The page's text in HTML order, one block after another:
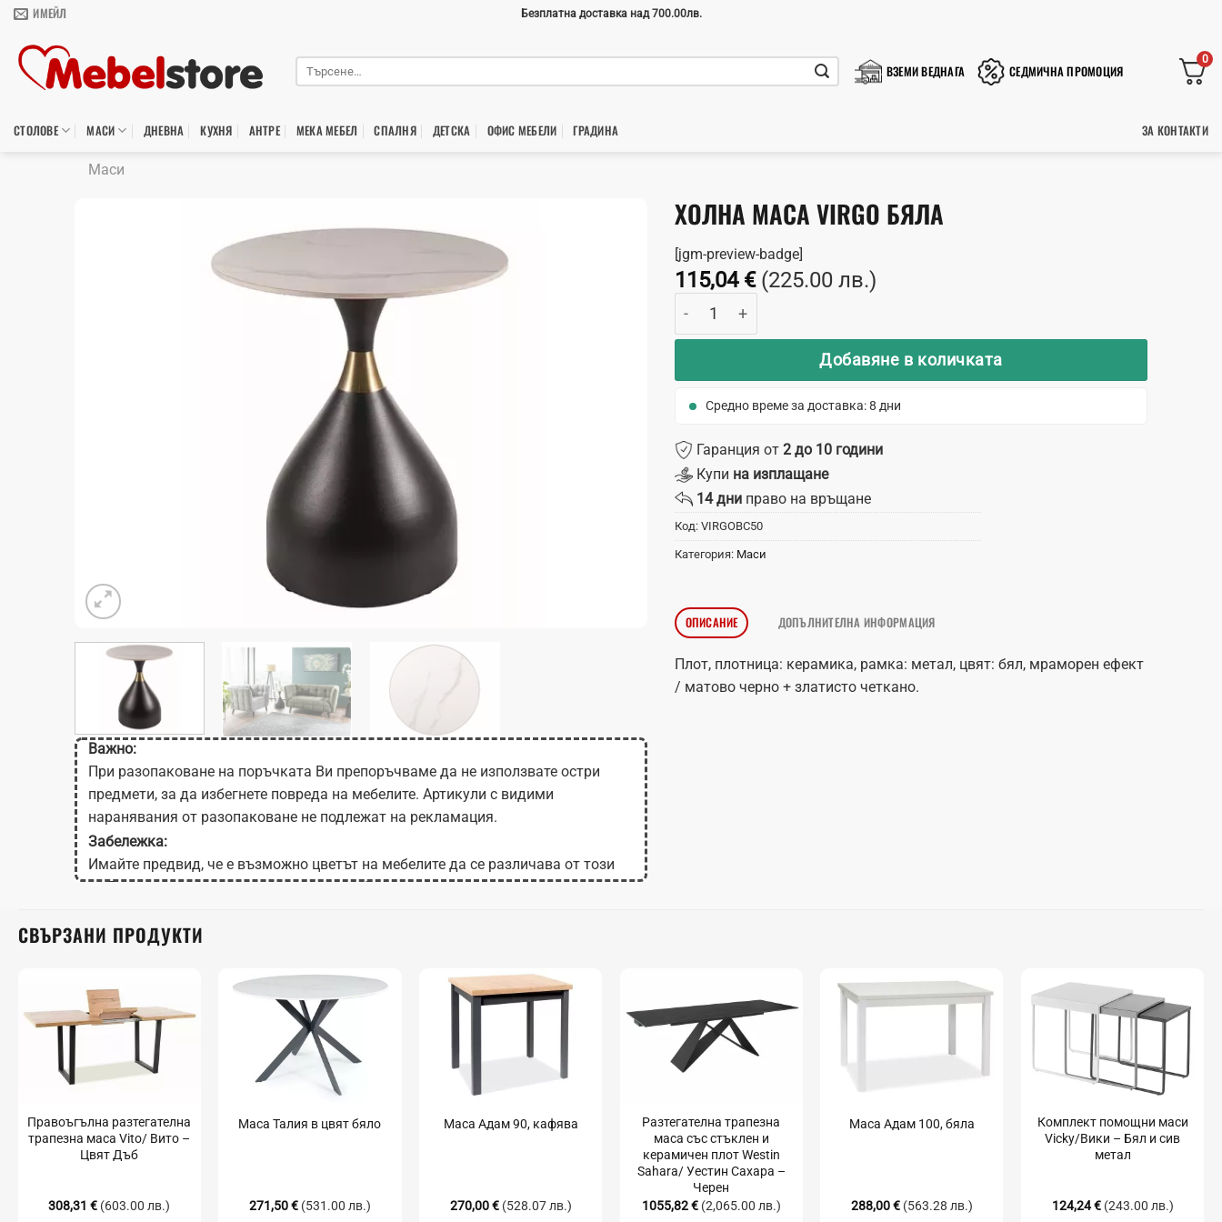
Skip
content
ИМЕЙЛ Безплатна доставка над 700.00лв.
ВЗЕМИ ВЕДНАГА СЕДМИЧНА ПРОМОЦИЯ
0
СТОЛОВЕ МАСИ ДНЕВНА КУХНЯ АНТРЕ МЕКА МЕБЕЛ СПАЛНЯ ДЕТСКА ОФИС МЕБЕЛИ ГРАДИНA ЗА КОНТАКТИ
Маси
Важно:
При разопаковане на поръчката Ви препоръчваме да не използвате остри
предмети, за да избегнете повреда на мебелите. Артикули с видими
наранявания от разопаковане не подлежат на рекламация.
Забележка:
Имайте предвид, че е възможно цветът на мебелите да се различава от този
на Вашия екран в зависимост от настройките на монитора.
ХОЛНА МАСА VIRGO БЯЛА
[jgm-preview-badge]
115,04 € (225.00 лв.)
Добавяне в количката
Средно време за доставка: 8 дни
Гаранция от 2 до 10 години
Купи на изплащане
14 дни право на връщане
Код: VIRGOBC50
Категория: Маси
ОПИСАНИЕ ДОПЪЛНИТЕЛНА ИНФОРМАЦИЯ
Плот, плотница: керамика, рамка: метал, цвят: бял, мраморен ефект
/ матово черно + златисто четкано.
СВЪРЗАНИ ПРОДУКТИ
Правоъгълна разтегателна
трапезна маса Vito/ Вито –
Цвят Дъб
308,31€ (603.00 лв.)
Маса Талия в цвят бяло
271,50€ (531.00 лв.)
Маса Адам 90, кафява
270,00€ (528.07 лв.)
Разтегателна трапезна
маса със стъклен и
керамичен плот Westin
Sahara/ Уестин Сахара –
Черен
1055,82€ (2,065.00 лв.)
Маса Адам 100, бяла
288,00€ (563.28 лв.)
Комплект помощни маси
Vicky/Вики – Бял и сив
метал
124,24€ (243.00 лв.)